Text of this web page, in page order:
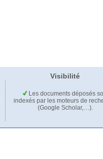
Visibilité
Les documents déposés
indexés par les moteurs de
(Google Scholar,…).